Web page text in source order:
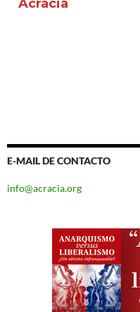
Acracia
E-MAIL DE CONTACTO
info@acracia.org